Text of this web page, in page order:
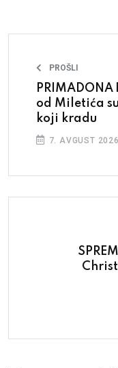
PROŠLI
PRIMADONA
od Miletića
koji kradu
7. AVGUST